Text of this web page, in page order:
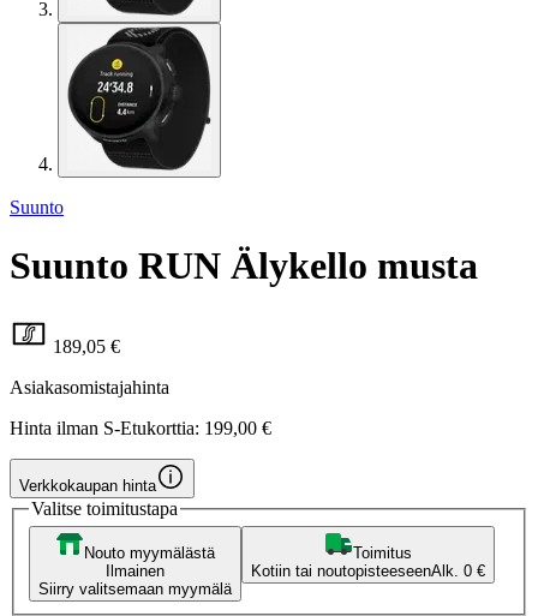
Suunto
Suunto RUN Älykello musta
189,05 €
Asiakasomistajahinta
Hinta ilman S-Etukorttia: 199,00 €
Verkkokaupan hinta
Valitse toimitustapa
Nouto myymälästä
Ilmainen
Siirry valitsemaan myymälä
Toimitus
Kotiin tai noutopisteeseenAlk. 0 €